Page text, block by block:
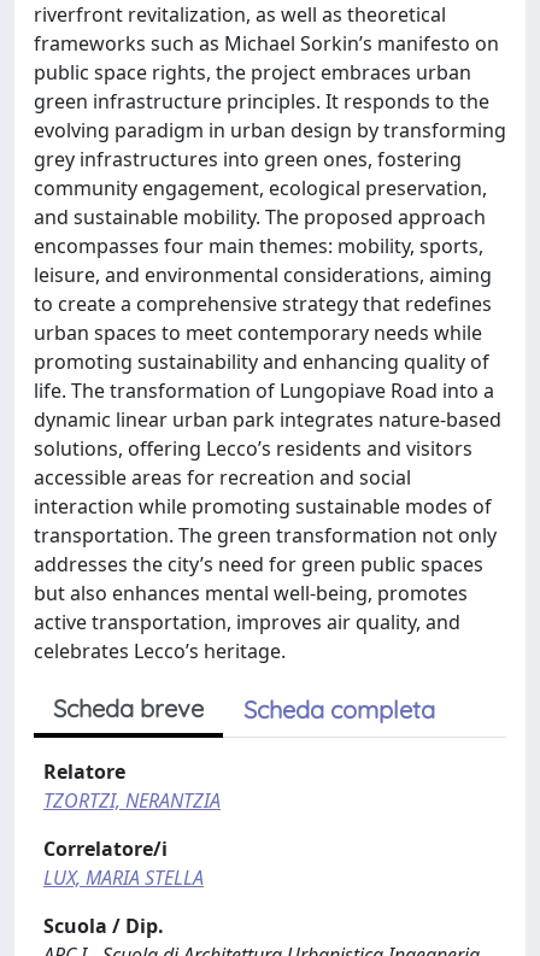
riverfront revitalization, as well as theoretical
frameworks such as Michael Sorkin’s manifesto on
public space rights, the project embraces urban
green infrastructure principles. It responds to the
evolving paradigm in urban design by transforming
grey infrastructures into green ones, fostering
community engagement, ecological preservation,
and sustainable mobility. The proposed approach
encompasses four main themes: mobility, sports,
leisure, and environmental considerations, aiming
to create a comprehensive strategy that redefines
urban spaces to meet contemporary needs while
promoting sustainability and enhancing quality of
life. The transformation of Lungopiave Road into a
dynamic linear urban park integrates nature-based
solutions, offering Lecco’s residents and visitors
accessible areas for recreation and social
interaction while promoting sustainable modes of
transportation. The green transformation not only
addresses the city’s need for green public spaces
but also enhances mental well-being, promotes
active transportation, improves air quality, and
celebrates Lecco’s heritage.
Scheda breve Scheda completa
Relatore
TZORTZI, NERANTZIA
Correlatore/i
LUX, MARIA STELLA
Scuola / Dip.